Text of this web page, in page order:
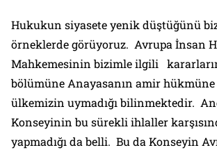
Hukukun siyasete yenik düştüğünü
örneklerde görüyoruz. Avrupa İnsan
Mahkemesinin bizimle ilgili
bölümüne Anayasanın amir
ülkemizin uymadığı bilinmektedir.
Konseyinin bu sürekli ihlaller
yapmadığı da belli. Bu da Konseyin